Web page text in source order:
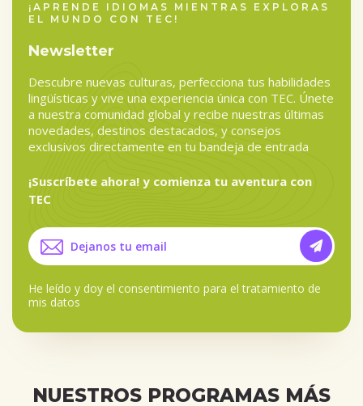
¡APRENDE IDIOMAS MIENTRAS EXPLORAS
EL MUNDO CON TEC!
Newsletter
Descubre nuevas culturas, perfecciona tus habilidades
lingüísticas y vive una experiencia única con TEC. Únete
a nuestra comunidad global y recibe nuestras últimas
novedades, destinos destacados, y consejos
exclusivos directamente en tu bandeja de entrada
¡Suscríbete ahora! y comienza tu aventura con
TEC
He leído y doy el consentimiento para el tratamiento de
mis datos
NUESTROS PROGRAMAS MÁS